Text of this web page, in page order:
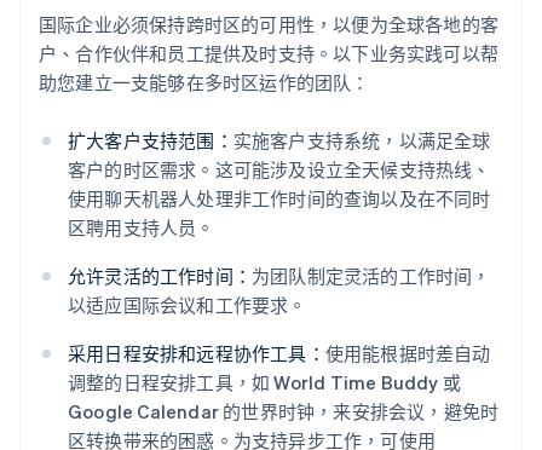
国际企业必须保持跨时区的可用性，以便为全球各地的客
户、合作伙伴和员工提供及时支持。以下业务实践可以帮
助您建立一支能够在多时区运作的团队：
扩大客户支持范围： 实施客户支持系统，以满足全球
客户的时区需求。这可能涉及设立全天候支持热线、
使用聊天机器人处理非工作时间的查询以及在不同时
区聘用支持人员。
允许灵活的工作时间： 为团队制定灵活的工作时间，
以适应国际会议和工作要求。
采用日程安排和远程协作工具： 使用能根据时差自动
调整的日程安排工具，如 World Time Buddy 或
Google Calendar 的世界时钟，来安排会议，避免时
区转换带来的困惑。为支持异步工作，可使用